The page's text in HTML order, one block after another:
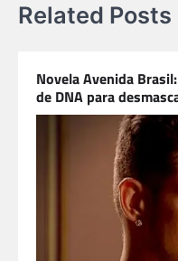
Related Posts
Novela Avenida
de DNA para